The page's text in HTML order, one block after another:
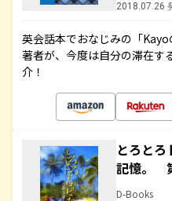
2018.07.26
英会話本でおなじみの「
著者が、今度は自分の滞在す
介！
とろと
記憶。
D-Books